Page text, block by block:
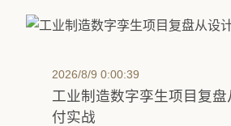
2026/8/9 0:00:39
工业制造数字孪生项目复盘
付实战